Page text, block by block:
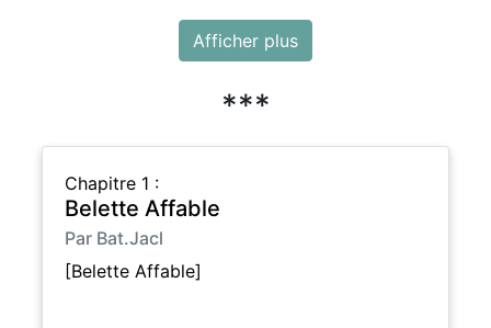
Afficher plus
***
Chapitre 1 :
Belette Affable
Par Bat.Jacl
[Belette Affable]